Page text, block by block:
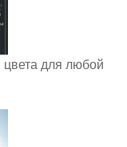
для любой